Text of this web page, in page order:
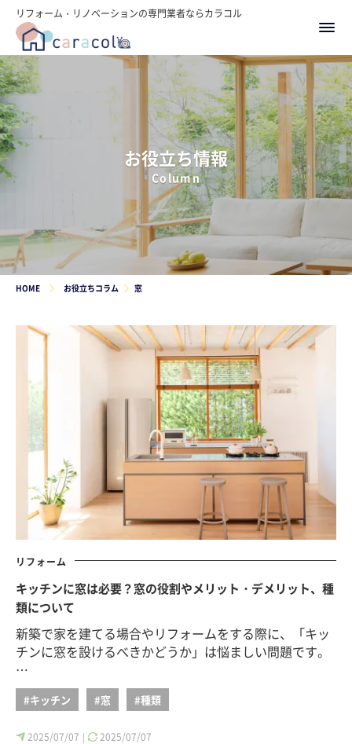
リフォーム・リノベーションの専門業者ならカラコル
お役立ち情報
Column
HOME お役立ちコラム 窓
リフォーム
キッチンに窓は必要？窓の役割やメリット・デメリット、種
類について
新築で家を建てる場合やリフォームをする際に、「キッ
チンに窓を設けるべきかどうか」は悩ましい問題です。
…
#キッチン #窓 #種類
2025/07/07 | 2025/07/07